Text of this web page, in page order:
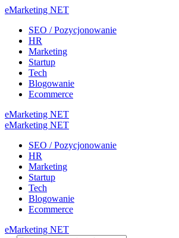
eMarketing NET
SEO / Pozycjonowanie
HR
Marketing
Startup
Tech
Blogowanie
Ecommerce
eMarketing NET
eMarketing NET
SEO / Pozycjonowanie
HR
Marketing
Startup
Tech
Blogowanie
Ecommerce
eMarketing NET